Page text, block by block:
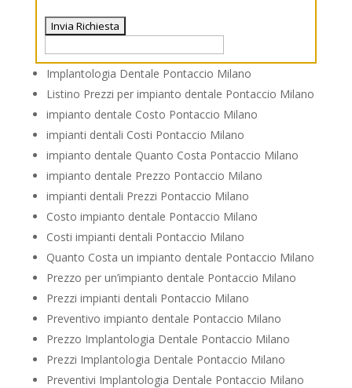
Implantologia Dentale Pontaccio Milano
Listino Prezzi per impianto dentale Pontaccio Milano
impianto dentale Costo Pontaccio Milano
impianti dentali Costi Pontaccio Milano
impianto dentale Quanto Costa Pontaccio Milano
impianto dentale Prezzo Pontaccio Milano
impianti dentali Prezzi Pontaccio Milano
Costo impianto dentale Pontaccio Milano
Costi impianti dentali Pontaccio Milano
Quanto Costa un impianto dentale Pontaccio Milano
Prezzo per un’impianto dentale Pontaccio Milano
Prezzi impianti dentali Pontaccio Milano
Preventivo impianto dentale Pontaccio Milano
Prezzo Implantologia Dentale Pontaccio Milano
Prezzi Implantologia Dentale Pontaccio Milano
Preventivi Implantologia Dentale Pontaccio Milano